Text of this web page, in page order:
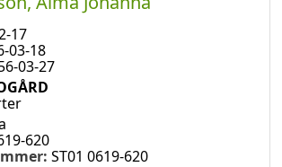
17
03-18
03-27
620
ST01 0619-620